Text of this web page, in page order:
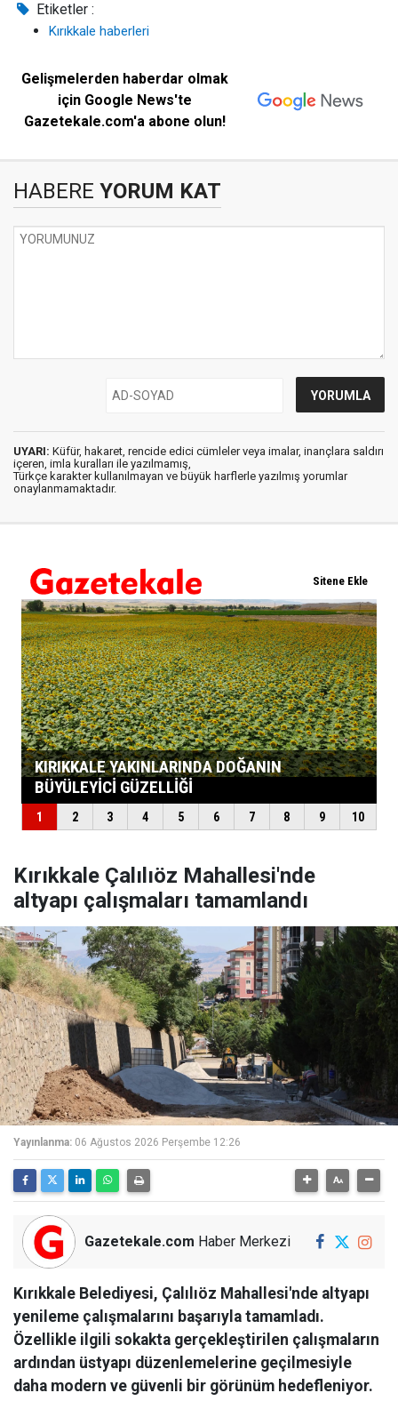
Etiketler :
Kırıkkale haberleri
Gelişmelerden haberdar olmak
için Google News'te
Gazetekale.com'a abone olun!
HABERE YORUM KAT
UYARI: Küfür, hakaret, rencide edici cümleler veya imalar, inançlara saldırı
içeren, imla kuralları ile yazılmamış,
Türkçe karakter kullanılmayan ve büyük harflerle yazılmış yorumlar
onaylanmamaktadır.
Kırıkkale Çalılıöz Mahallesi'nde
altyapı çalışmaları tamamlandı
Yayınlanma: 06 Ağustos 2026 Perşembe 12:26
Gazetekale.com Haber Merkezi
Kırıkkale Belediyesi, Çalılıöz Mahallesi'nde altyapı
yenileme çalışmalarını başarıyla tamamladı.
Özellikle ilgili sokakta gerçekleştirilen çalışmaların
ardından üstyapı düzenlemelerine geçilmesiyle
daha modern ve güvenli bir görünüm hedefleniyor.